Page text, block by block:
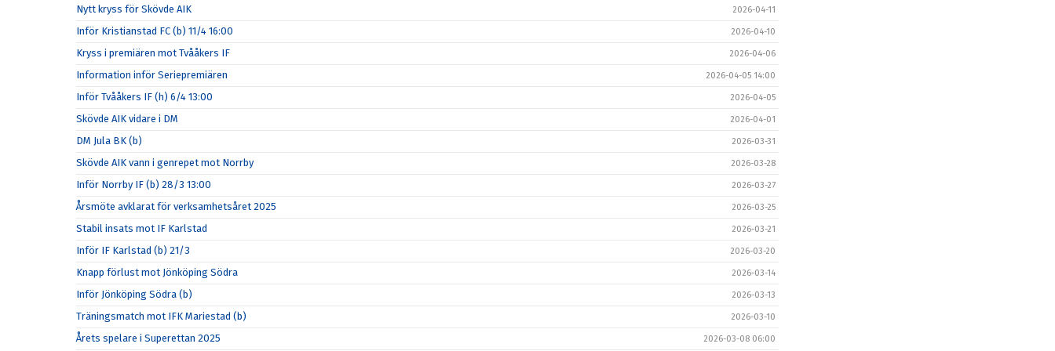
Nytt kryss för Skövde AIK 2026-04-11
Inför Kristianstad FC (b) 11/4 16:00 2026-04-10
Kryss i premiären mot Tvååkers IF 2026-04-06
Information inför Seriepremiären 2026-04-05 14:00
Inför Tvååkers IF (h) 6/4 13:00 2026-04-05
Skövde AIK vidare i DM 2026-04-01
DM Jula BK (b) 2026-03-31
Skövde AIK vann i genrepet mot Norrby 2026-03-28
Inför Norrby IF (b) 28/3 13:00 2026-03-27
Årsmöte avklarat för verksamhetsåret 2025 2026-03-25
Stabil insats mot IF Karlstad 2026-03-21
Inför IF Karlstad (b) 21/3 2026-03-20
Knapp förlust mot Jönköping Södra 2026-03-14
Inför Jönköping Södra (b) 2026-03-13
Träningsmatch mot IFK Mariestad (b) 2026-03-10
Årets spelare i Superettan 2025 2026-03-08 06:00